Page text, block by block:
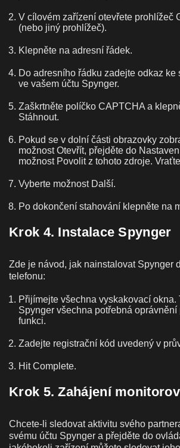
V cílovém zařízení otevřete prohlížeč
(nebo jiný prohlížeč).
Klepněte na adresní řádek.
Do adresního řádku zadejte odkaz ke
ve vašem účtu Spynger.
Zaškrtněte políčko CAPTCHA a
Stáhnout.
Pokud se v dolní části obrazovky
možnost Otevřít, přejděte do
možnost Povolit z tohoto zdroje.
Vyberte možnost Další.
Po dokončení stahování klepněte na
Krok 4. Instalace Spynger
Zde je návod, jak nainstalovat Spynger
telefonu:
Přijímejte všechna vyskakovací okna.
Spynger všechna potřebná oprávnění
funkci.
Zadejte registrační kód uvedený v
Hit Complete.
Krok 5. Zahájení
Chcete-li sledovat aktivitu svého
svému účtu Spynger a přejděte do